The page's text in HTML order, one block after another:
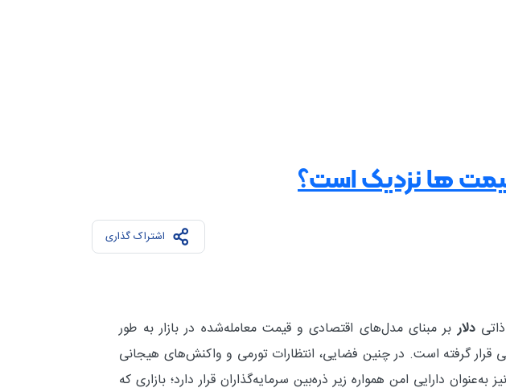
ها نزدیک است؟
اشتراک گذاری
دلاربر مبنای مدل‌های اقتصادی و قیمت معامله‌شده در بازار به طور
دلار بیش از ۵۰ درصد بالاتر از سطح تعادلی قرار گرفته است. در چنین فضایی، انتظارات تورمی و واکنش‌های هیجانی
به‌عنوان دارایی امن همواره زیر ذره‌بین سرمایه‌گذاران قرار دارد؛ بازاری که